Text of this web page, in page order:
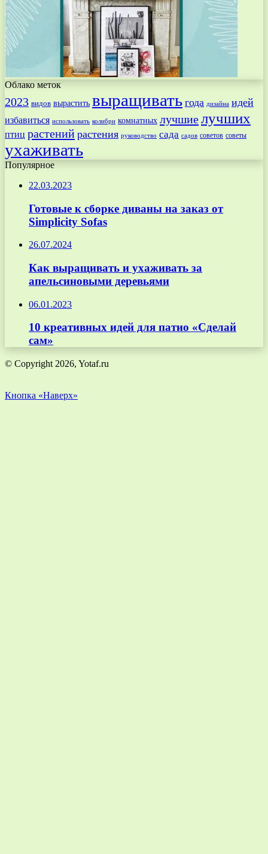
Облако меток
2023 видов вырастить выращивать года дизайна идей
избавиться использовать колибри комнатных лучшиелучших
птиц растений растения руководство сада садов советов советы
ухаживать
Популярное
22.03.2023
Готовые к сборке диваны на заказ от
Simplicity Sofas
26.07.2024
Как выращивать и ухаживать за
апельсиновыми деревьями
06.01.2023
10 креативных идей для патио «Сделай
сам»
© Copyright 2026, Yotaf.ru
Кнопка «Наверх»